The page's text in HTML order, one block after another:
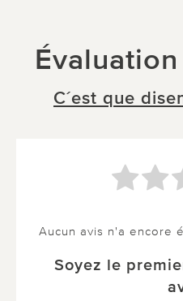
C´est que
Aucun avis n'a encore
Soyez le